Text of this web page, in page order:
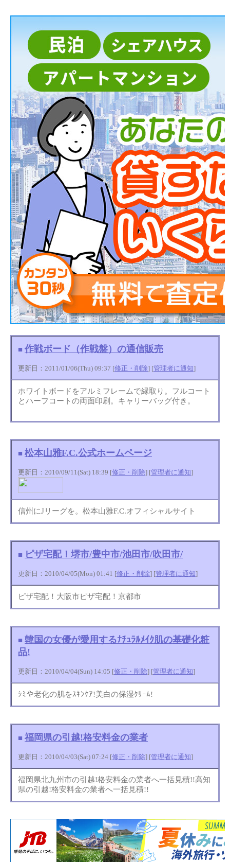
■ 作戦ボード（作戦盤）の通信販売
更新日：2011/01/06(Thu) 09:37 [修正・削除] [管理者に通知]
ホワイトボードをアルミフレームで縁取り。フルコート
とハーフコートの両面印刷。キャリーバッグ付き。
■ 松本山雅F.C.公式ホームページ
更新日：2010/09/11(Sat) 18:39 [修正・削除] [管理者に通知]
信州にJリーグを。松本山雅F.C.オフィシャルサイト
■ ピザ宅配！堺市/豊中市/池田市/吹田市/
更新日：2010/04/05(Mon) 01:41 [修正・削除] [管理者に通知]
ピザ宅配！大阪市ピザ宅配！京都市
■ 韓国の女優が愛用するﾅﾁｭﾗﾙﾒｲｸ肌の基礎化粧
品!
更新日：2010/04/04(Sun) 14:05 [修正・削除] [管理者に通知]
ｼﾐや老化の肌をｽｷﾝｹｱ!美白の保湿ｸﾘｰﾑ!
■ 福岡県の引越!格安料金の業者
更新日：2010/04/03(Sat) 07:24 [修正・削除] [管理者に通知]
福岡県北九州市の引越!格安料金の業者へ一括見積!!高知
県の引越!格安料金の業者へ一括見積!!